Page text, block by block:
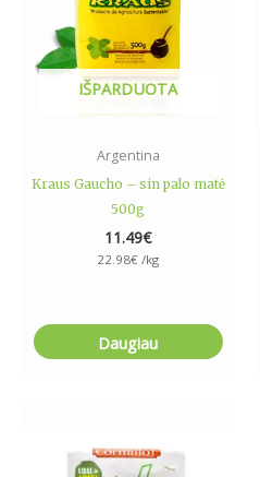
IŠPARDUOTA
Argentina
Kraus Gaucho – sin palo matė
500g
11.49€
22.98€ /kg
Daugiau